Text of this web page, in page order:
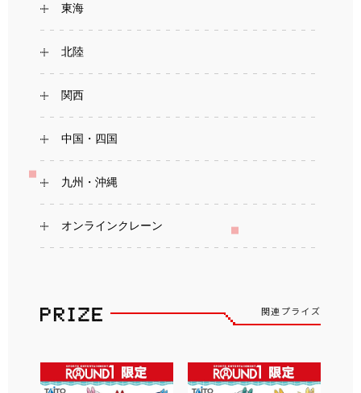
東海
北陸
関西
中国・四国
九州・沖縄
オンラインクレーン
関連プライズ